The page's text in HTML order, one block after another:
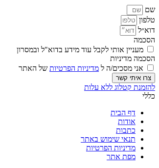
שם
טלפון
דוא״ל
הסכמה
מעניין אותי לקבל עוד מידע בדוא"ל ובמסרון
הסכמה מדיניות
אני מסכים/ה ל מדיניות הפרטיות של האתר
צרו איתי קשר
להזמנת קטלוג ללא עלות
כללי
דף הבית
אודות
כתבות
תנאי שימוש באתר
מדיניות הפרטיות
מפת אתר